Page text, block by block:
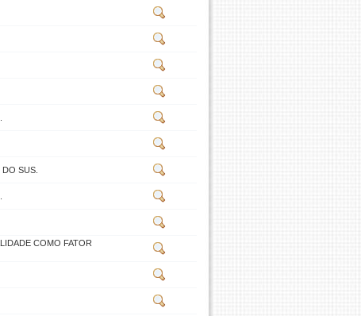
SUS.
COMO FATOR